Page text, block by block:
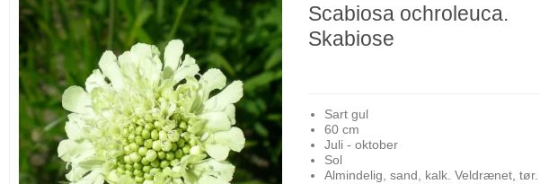
Scabiosa ochroleuca.
Skabiose
Sart gul
60 cm
Juli - oktober
Sol
Almindelig, sand, kalk. Veldrænet, tør.